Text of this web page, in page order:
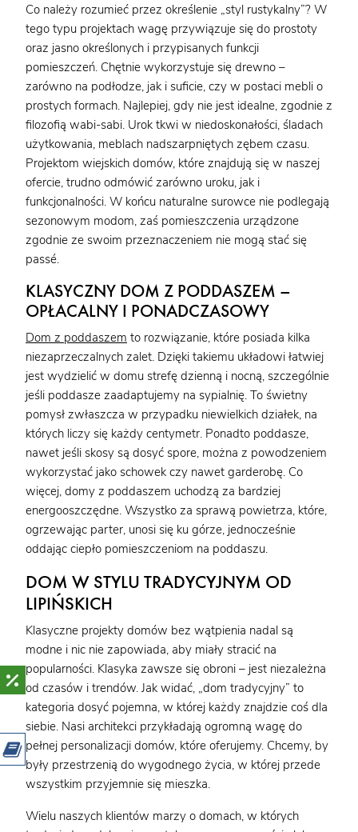
Co należy rozumieć przez określenie „styl rustykalny”? W
tego typu projektach wagę przywiązuje się do prostoty
oraz jasno określonych i przypisanych funkcji
pomieszczeń. Chętnie wykorzystuje się drewno –
zarówno na podłodze, jak i suficie, czy w postaci mebli o
prostych formach. Najlepiej, gdy nie jest idealne, zgodnie z
filozofią wabi-sabi. Urok tkwi w niedoskonałości, śladach
użytkowania, meblach nadszarpniętych zębem czasu.
Projektom wiejskich domów, które znajdują się w naszej
ofercie, trudno odmówić zarówno uroku, jak i
funkcjonalności. W końcu naturalne surowce nie podlegają
sezonowym modom, zaś pomieszczenia urządzone
zgodnie ze swoim przeznaczeniem nie mogą stać się
passé.
KLASYCZNY DOM Z PODDASZEM –
OPŁACALNY I PONADCZASOWY
Dom z poddaszem to rozwiązanie, które posiada kilka
niezaprzeczalnych zalet. Dzięki takiemu układowi łatwiej
jest wydzielić w domu strefę dzienną i nocną, szczególnie
jeśli poddasze zaadaptujemy na sypialnię. To świetny
pomysł zwłaszcza w przypadku niewielkich działek, na
których liczy się każdy centymetr. Ponadto poddasze,
nawet jeśli skosy są dosyć spore, można z powodzeniem
wykorzystać jako schowek czy nawet garderobę. Co
więcej, domy z poddaszem uchodzą za bardziej
energooszczędne. Wszystko za sprawą powietrza, które,
ogrzewając parter, unosi się ku górze, jednocześnie
oddając ciepło pomieszczeniom na poddaszu.
DOM W STYLU TRADYCYJNYM OD
LIPIŃSKICH
Klasyczne projekty domów bez wątpienia nadal są
modne i nic nie zapowiada, aby miały stracić na
popularności. Klasyka zawsze się obroni – jest niezależna
od czasów i trendów. Jak widać, „dom tradycyjny” to
kategoria dosyć pojemna, w której każdy znajdzie coś dla
siebie. Nasi architekci przykładają ogromną wagę do
pełnej personalizacji domów, które oferujemy. Chcemy, by
były przestrzenią do wygodnego życia, w której przede
wszystkim przyjemnie się mieszka.
Wielu naszych klientów marzy o domach, w których